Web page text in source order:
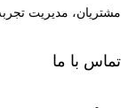
مشتریان، مدیریت
تماس با ما